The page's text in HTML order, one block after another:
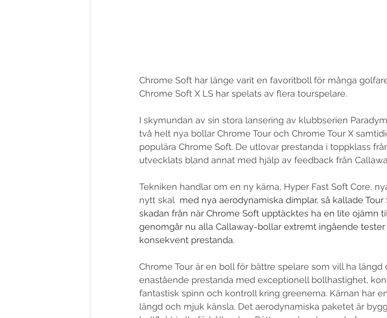
Chrome Soft har länge varit en favoritboll för många
Chrome Soft X LS har spelats av flera tourspelare.
I skymundan av sin stora lansering av klubbserien
två helt nya bollar Chrome Tour och Chrome Tour X
populära Chrome Soft. De utlovar prestanda i toppklass
utvecklats bland annat med hjälp av feedback från
Tekniken handlar om en ny kärna, Hyper Fast Soft Core,
nytt skal med nya aerodynamiska dimplar, så kallade Tour
skadan från när Chrome Soft upptäcktes ha en lite ojämn
genomgår nu alla Callaway-bollar extremt ingående
konsekvent prestanda.
Chrome Tour är en boll för bättre spelare som vill ha längd
enastående prestanda med exceptionell bollhastighet,
fantastisk spinn och kontroll kring greenerna. Kärnan har
längd och mjuk känsla. Det aerodynamiska paketet är